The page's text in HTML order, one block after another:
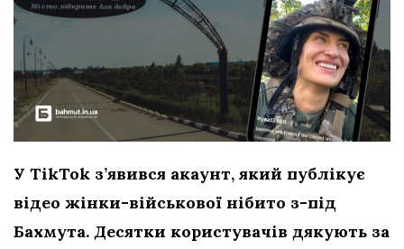
У TikTok з’явився акаунт, який публікує
відео жінки-військової нібито з-під
Бахмута. Десятки користувачів дякують за